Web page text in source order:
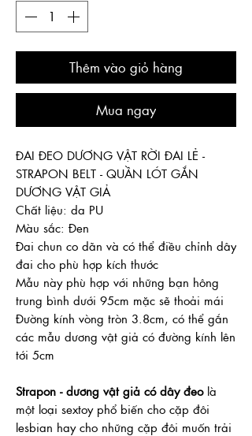
Thêm vào giỏ hàng
Mua ngay
ĐAI ĐEO DƯƠNG VẬT RỜI ĐAI LẺ -
STRAPON BELT - QUẦN LÓT GẮN
DƯƠNG VẬT GIẢ
Chất liệu: da PU
Màu sắc: Đen
Đai chun co dãn và có thể điều chỉnh dây
đai cho phù hợp kích thước
Mẫu này phù hợp với những bạn hông
trung bình dưới 95cm mặc sẽ thoải mái
Đường kính vòng tròn 3.8cm, có thể gắn
các mẫu dương vật giả có đường kính lên
tới 5cm
Strapon - dương vật giả có dây đeolà
một loại sextoy phổ biến cho cặp đôi
lesbian hay cho những cặp đôi muốn trải